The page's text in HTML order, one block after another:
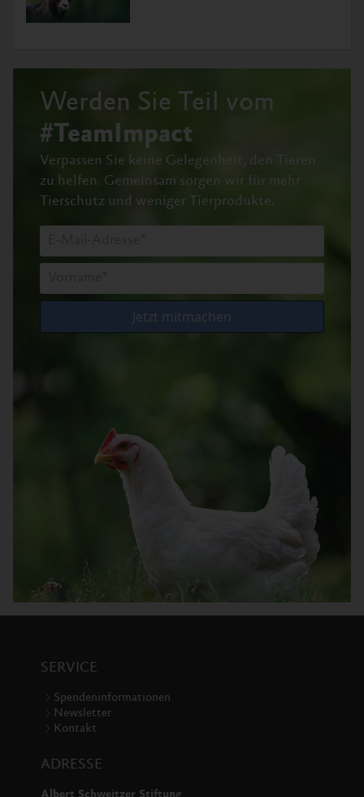
Werden Sie Teil vom
#TeamImpact
Verpassen Sie keine Gelegenheit, den Tieren
zu helfen. Gemeinsam sorgen wir für mehr
Tierschutz und weniger Tierprodukte.
SERVICE
Spendeninformationen
Newsletter
Kontakt
ADRESSE